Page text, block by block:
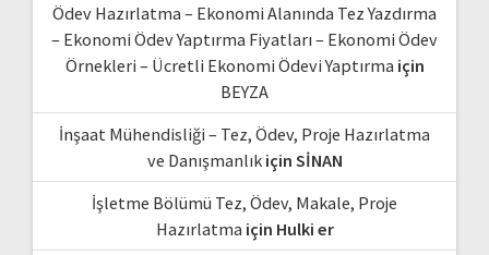
Ödev Hazırlatma – Ekonomi Alanında Tez Yazdırma
– Ekonomi Ödev Yaptırma Fiyatları – Ekonomi Ödev
Örnekleri – Ücretli Ekonomi Ödevi Yaptırma için
BEYZA
İnşaat Mühendisliği – Tez, Ödev, Proje Hazırlatma
ve Danışmanlıkiçin SİNAN
İşletme Bölümü Tez, Ödev, Makale, Proje
Hazırlatma için Hulki er